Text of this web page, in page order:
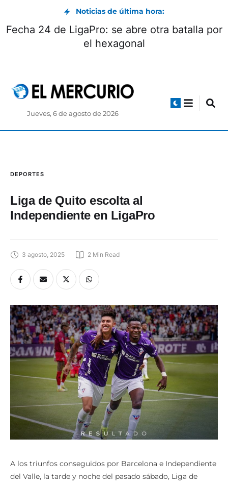
Noticias de última hora:
Fecha 24 de LigaPro: se abre otra batalla por
el hexagonal
Jueves, 6 de agosto de 2026
DEPORTES
Liga de Quito escolta al
Independiente en LigaPro
3 agosto, 2025 2 Min Read
A los triunfos conseguidos por Barcelona e Independiente
del Valle, la tarde y noche del pasado sábado, Liga de